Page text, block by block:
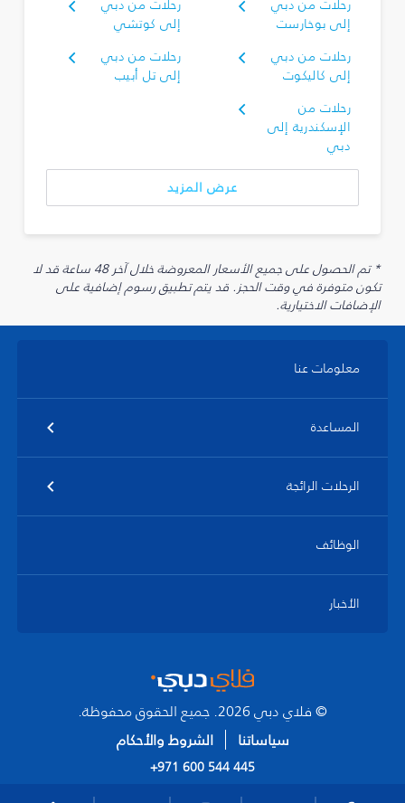
رحلات من دبي
إلى بوخارست
رحلات من دبي
إلى كوتشي
رحلات من دبي
إلى كاليكوت
رحلات من دبي
إلى تل أبيب
رحلات من
الإسكندرية إلى
دبي
عرض المزيد
* تم الحصول على جميع الأسعار المعروضة خلال آخر 48 ساعة قد لا
تكون متوفرة في وقت الحجز. قد يتم تطبيق رسوم إضافية على
الإضافات الاختيارية.
معلومات عنا
المساعدة
الرحلات الرائجة
الوظائف
الأخبار
© فلاي دبي 2026. جميع الحقوق محفوظة.
سياساتنا
الشروط والأحكام
+971 600 544 445